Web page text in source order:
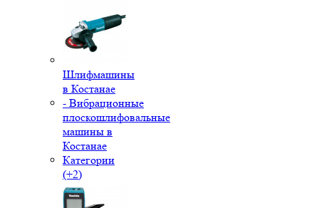
Шлифмашины
в Костанае
- Вибрационные
плоскошлифовальные
машины в
Костанае
Категории
(+2)